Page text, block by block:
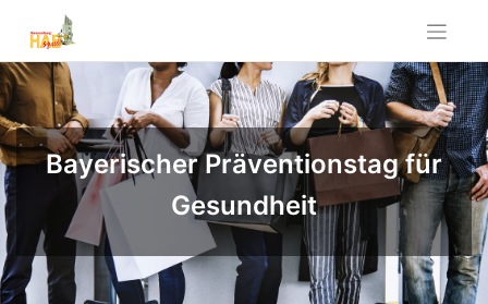
Bayerischer Präventionstag für
Gesundheit